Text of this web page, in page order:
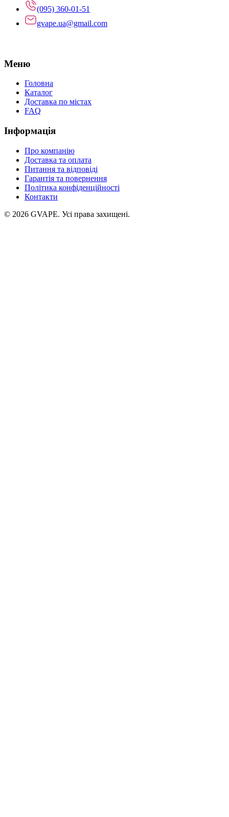
(095) 360-01-51
gvape.ua@gmail.com
Меню
Головна
Каталог
Доставка по містах
FAQ
Інформація
Про компанію
Доставка та оплата
Питання та відповіді
Гарантія та повернення
Політика конфіденційності
Контакти
© 2026 GVAPE. Усі права захищені.